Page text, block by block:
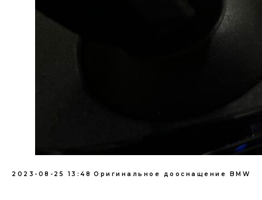
2023-08-25 13:48 Оригинальное дооснащение BMW